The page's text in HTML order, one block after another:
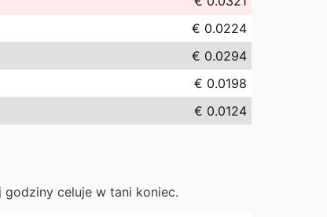
€ 0.0224
€ 0.0294
€ 0.0198
€ 0.0124
godziny celuje w tani koniec.